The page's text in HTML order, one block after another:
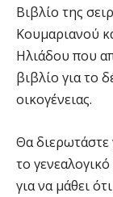
Βιβλίο της
Κουμαριανού
Ηλιάδου που
βιβλίο για το
οικογένειας.
Θα διερωτάστε
το
για να μάθει